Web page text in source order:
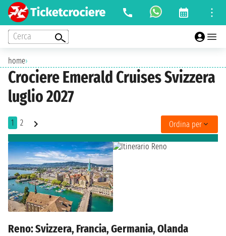
Cerca
home›
Crociere Emerald Cruises Svizzera
luglio 2027
1 2 Ordina per
Reno: Svizzera, Francia, Germania, Olanda